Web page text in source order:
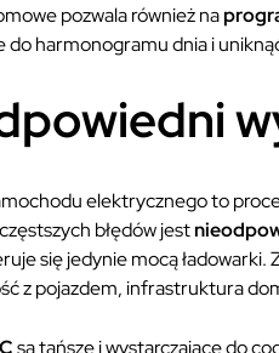
pozwala również na
do harmonogramu dnia i
elektrycznego to
błędów jest
się jedynie mocą
z pojazdem, infrastruktura
są tańsze i wystarczające do